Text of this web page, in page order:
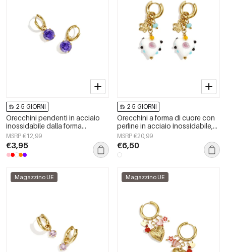
2-5 GIORNI
Orecchini pendenti in acciaio
inossidabile dalla forma
geometrica, casual e semplici,
della serie da donna.
MSRP €12,99
€3,95
2-5 GIORNI
Orecchini a forma di cuore con
perline in acciaio inossidabile,
casual, quotidiani, romantici,
della serie da donna.
MSRP €20,99
€6,50
Magazzino UE Magazzino UE